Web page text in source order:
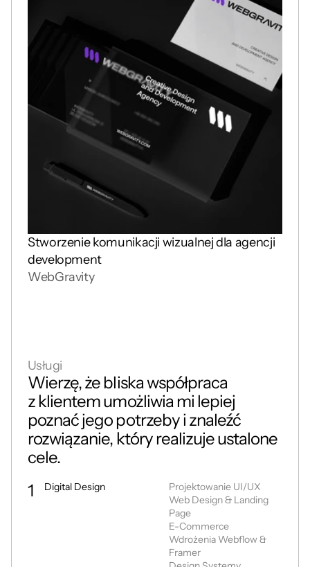
Stworzenie komunikacji wizualnej dla agencji
development
WebGravity
Usługi
Wierzę, że bliska współpraca
z klientem umożliwia mi lepiej
poznać jego potrzeby i znaleźć
rozwiązanie, który realizuje ustalone
cele.
1
Digital Design
Projektowanie UI/UX
Web Design & Landing
Page
E-Commerce
Wdrożenia Webflow &
Framer